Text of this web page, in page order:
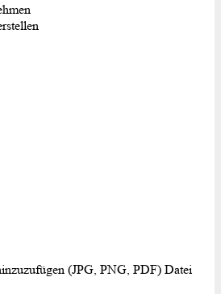
(JPG, PNG, PDF) Datei